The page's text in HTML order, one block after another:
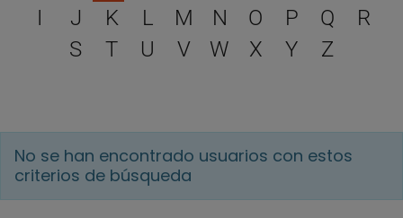
I
J K L M N O P Q
R
S
T U V W X Y Z
No se han encontrado usuarios con estos
criterios de búsqueda